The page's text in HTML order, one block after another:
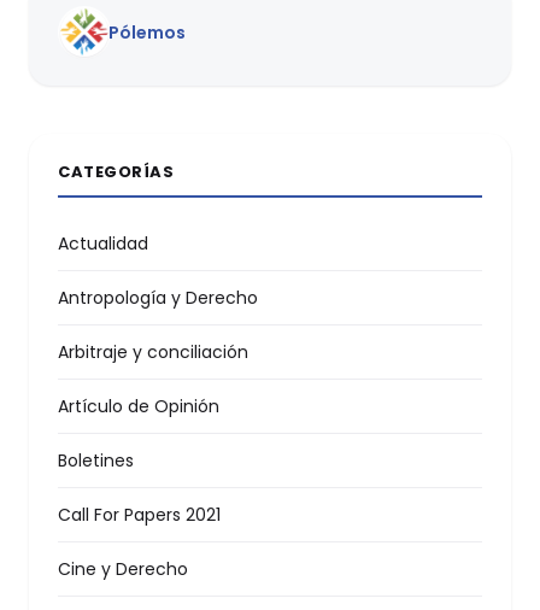
Pólemos
CATEGORÍAS
Actualidad
Antropología y Derecho
Arbitraje y conciliación
Artículo de Opinión
Boletines
Call For Papers 2021
Cine y Derecho